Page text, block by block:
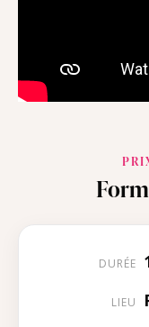
DURÉE
LIEU